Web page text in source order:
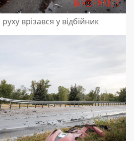
врізався у відбійник